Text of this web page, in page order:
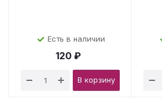
Есть в наличии
120 ₽
В корзину